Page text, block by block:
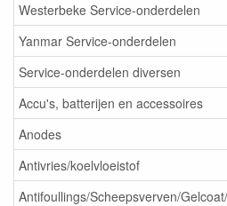
Westerbeke Service-onderdelen
Yanmar Service-onderdelen
Service-onderdelen diversen
Accu's, batterijen en accessoires
Anodes
Antivries/koelvloeistof
Antifoullings/Scheepsverven/